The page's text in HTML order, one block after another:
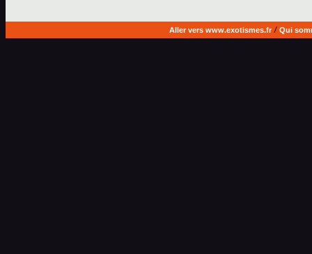
Aller vers www.exotismes.fr/ Qui